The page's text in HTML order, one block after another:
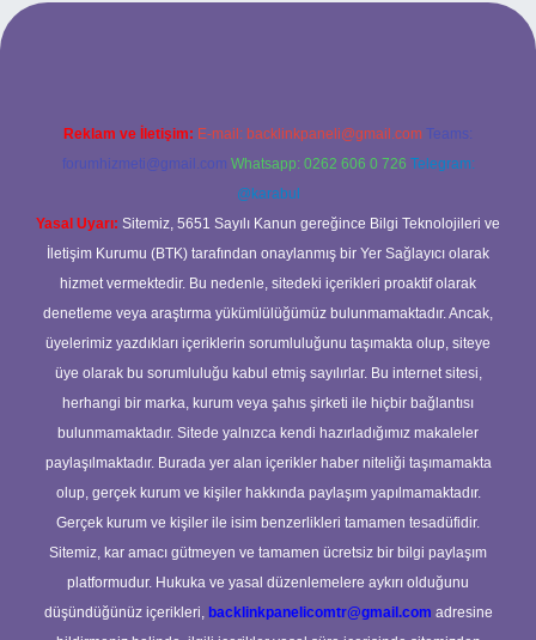
Reklam ve İletişim: E-mail: backlinkpaneli@gmail.com Teams:
forumhizmeti@gmail.com Whatsapp: 0262 606 0 726 Telegram:
@karabul
Yasal Uyarı: Sitemiz, 5651 Sayılı Kanun gereğince Bilgi Teknolojileri ve
İletişim Kurumu (BTK) tarafından onaylanmış bir Yer Sağlayıcı olarak
hizmet vermektedir. Bu nedenle, sitedeki içerikleri proaktif olarak
denetleme veya araştırma yükümlülüğümüz bulunmamaktadır. Ancak,
üyelerimiz yazdıkları içeriklerin sorumluluğunu taşımakta olup, siteye
üye olarak bu sorumluluğu kabul etmiş sayılırlar. Bu internet sitesi,
herhangi bir marka, kurum veya şahıs şirketi ile hiçbir bağlantısı
bulunmamaktadır. Sitede yalnızca kendi hazırladığımız makaleler
paylaşılmaktadır. Burada yer alan içerikler haber niteliği taşımamakta
olup, gerçek kurum ve kişiler hakkında paylaşım yapılmamaktadır.
Gerçek kurum ve kişiler ile isim benzerlikleri tamamen tesadüfidir.
Sitemiz, kar amacı gütmeyen ve tamamen ücretsiz bir bilgi paylaşım
platformudur. Hukuka ve yasal düzenlemelere aykırı olduğunu
düşündüğünüz içerikleri, backlinkpanelicomtr@gmail.com adresine